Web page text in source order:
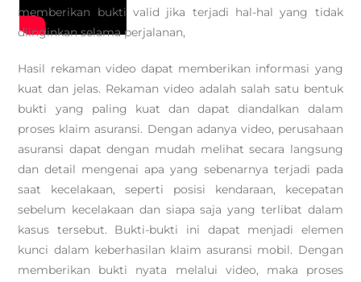
memberikan bukti valid jika terjadi hal-hal yang tidak
diinginkan selama perjalanan,
Hasil rekaman video dapat memberikan informasi yang
kuat dan jelas. Rekaman video adalah salah satu bentuk
bukti yang paling kuat dan dapat diandalkan dalam
proses klaim asuransi. Dengan adanya video, perusahaan
asuransi dapat dengan mudah melihat secara langsung
dan detail mengenai apa yang sebenarnya terjadi pada
saat kecelakaan, seperti posisi kendaraan, kecepatan
sebelum kecelakaan dan siapa saja yang terlibat dalam
kasus tersebut. Bukti-bukti ini dapat menjadi elemen
kunci dalam keberhasilan klaim asuransi mobil. Dengan
memberikan bukti nyata melalui video, maka proses